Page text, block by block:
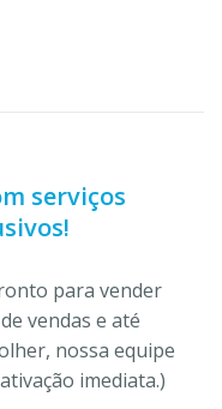
serviços
para vender
vendas e até
nossa equipe
imediata.)